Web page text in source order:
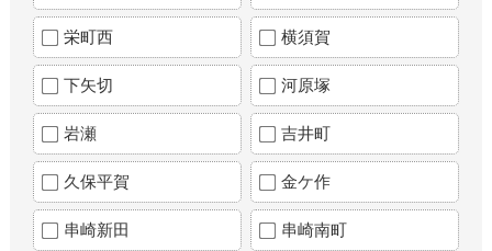
栄町西 横須賀
下矢切 河原塚
岩瀬 吉井町
久保平賀 金ケ作
串崎新田 串崎南町